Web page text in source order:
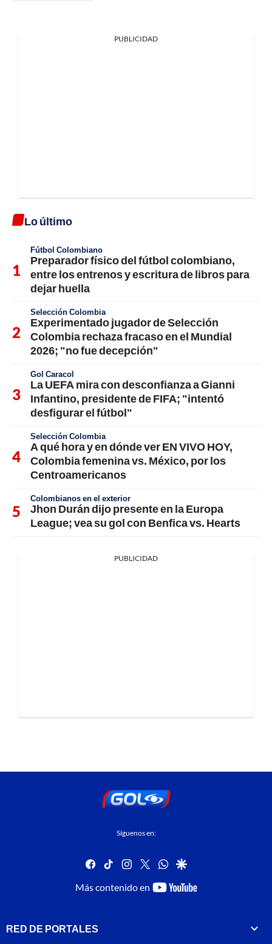
PUBLICIDAD
Lo último
Fútbol Colombiano
Preparador físico del fútbol colombiano,
entre los entrenos y escritura de libros para
dejar huella
Selección Colombia
Experimentado jugador de Selección
Colombia rechaza fracaso en el Mundial
2026; "no fue decepción"
Gol Caracol
La UEFA mira con desconfianza a Gianni
Infantino, presidente de FIFA; "intentó
desfigurar el fútbol"
Selección Colombia
A qué hora y en dónde ver EN VIVO HOY,
Colombia femenina vs. México, por los
Centroamericanos
Colombianos en el exterior
Jhon Durán dijo presente en la Europa
League; vea su gol con Benfica vs. Hearts
PUBLICIDAD
Síguenos en:
facebook
tiktok instagram
twitterwhatsapp
google
Más contenido en
youtube-
RED DE PORTALES